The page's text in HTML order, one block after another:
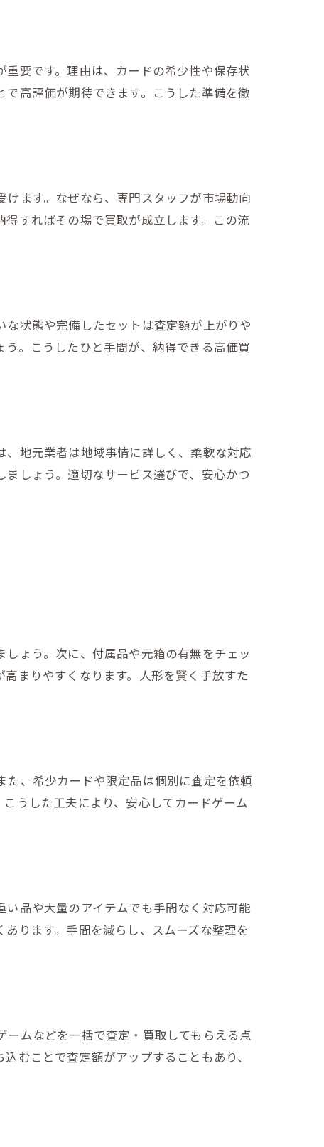
要です。理由は、カードの希少性や保存状
高評価が期待できます。こうした準備を徹
ます。なぜなら、専門スタッフが市場動向
すればその場で買取が成立します。この流
状態や完備したセットは査定額が上がりや
。こうしたひと手間が、納得できる高価買
地元業者は地域事情に詳しく、柔軟な対応
しょう。適切なサービス選びで、安心かつ
ょう。次に、付属品や元箱の有無をチェッ
まりやすくなります。人形を賢く手放すた
、希少カードや限定品は個別に査定を依頼
うした工夫により、安心してカードゲーム
品や大量のアイテムでも手間なく対応可能
ります。手間を減らし、スムーズな整理を
ムなどを一括で査定・買取してもらえる点
むことで査定額がアップすることもあり、